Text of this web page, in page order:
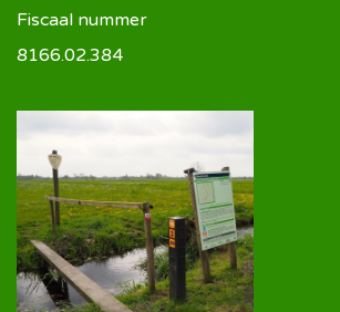
Fiscaal nummer
8166.02.384